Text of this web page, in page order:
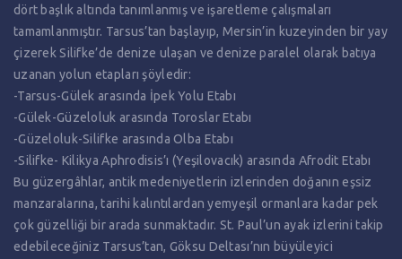
dört başlık altında tanımlanmış ve işaretleme çalışmaları
tamamlanmıştır. Tarsus’tan başlayıp, Mersin’in kuzeyinden bir yay
çizerek Silifke’de denize ulaşan ve denize paralel olarak batıya
uzanan yolun etapları şöyledir:
-Tarsus-Gülek arasında İpek Yolu Etabı
-Gülek-Güzeloluk arasında Toroslar Etabı
-Güzeloluk-Silifke arasında Olba Etabı
-Silifke- Kilikya Aphrodisis’ı (Yeşilovacık) arasında Afrodit Etabı
Bu güzergâhlar, antik medeniyetlerin izlerinden doğanın eşsiz
manzaralarına, tarihi kalıntılardan yemyeşil ormanlara kadar pek
çok güzelliği bir arada sunmaktadır. St. Paul’un ayak izlerini takip
edebileceğiniz Tarsus’tan, Göksu Deltası’nın büyüleyici